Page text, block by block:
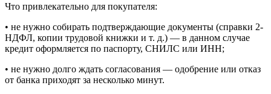
Что привлекательно для покупателя:
• не нужно собирать подтверждающие документы (справки 2-
НДФЛ, копии трудовой книжки и т. д.) — в данном случае
кредит оформляется по паспорту, СНИЛС или ИНН;
• не нужно долго ждать согласования — одобрение или отказ
от банка приходят за несколько минут.